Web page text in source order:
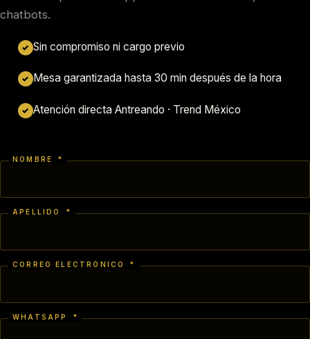
chatbots.
✓ Sin compromiso ni cargo previo
✓ Mesa garantizada hasta 30 min después de la hora
✓ Atención directa Antreando · Trend México
NOMBRE *
APELLIDO *
CORREO ELECTRÓNICO *
WHATSAPP *